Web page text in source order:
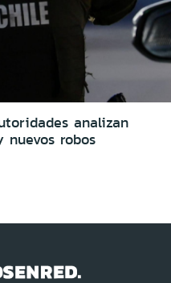
analizan
robos